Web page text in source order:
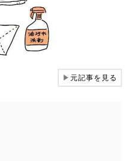
▶元記事を見る